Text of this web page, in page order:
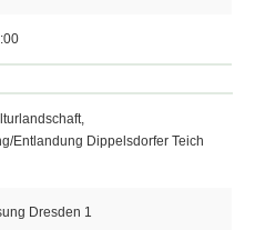
Entlandung Dippelsdorfer Teich
Dresden 1